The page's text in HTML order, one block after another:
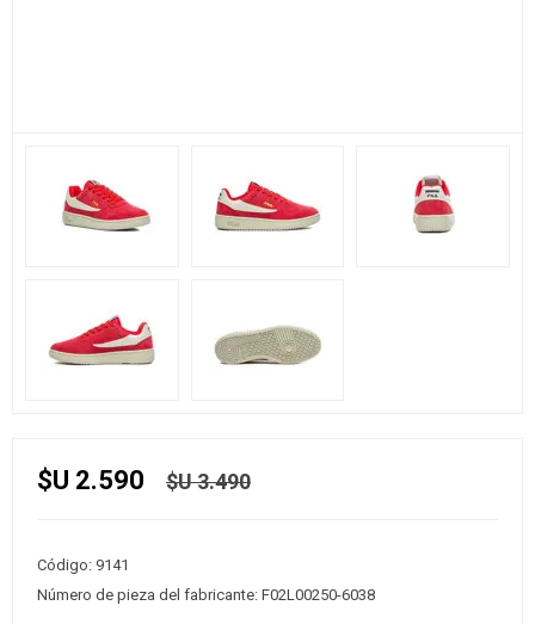
$U 2.590 $U 3.490
Código: 9141
Número de pieza del fabricante: F02L00250-6038